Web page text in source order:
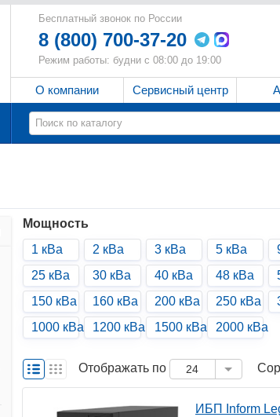
Бесплатный звонок по России
8 (800) 700-37-20
Режим работы: будни с 08:00 до 19:00
О компании Сервисный центр
Мощность
1 кВа
2 кВа 3 кВа 5 кВа
25 кВа
30 кВа 40 кВа 48 кВа
150 кВа
160 кВа 200 кВа 250 кВа
1000 кВа
1200 кВа 1500 кВа 2000 кВа
Отображать по 24
ИБП Inform